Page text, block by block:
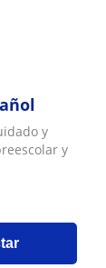
y
y